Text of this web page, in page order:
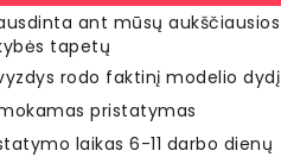
ant mūsų aukščiausios
tapetų
rodo faktinį modelio dydį
pristatymas
laikas 6-11 darbo dienų